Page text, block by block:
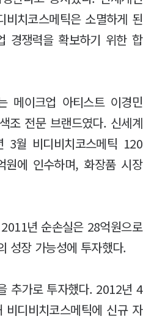
치코스메틱은 소멸하게 된
경쟁력을 확보하기 위한 합
메이크업 아티스트 이경민
조 전문 브랜드였다. 신세계
3월 비디비치코스메틱 120
원에 인수하며, 화장품 시장
년 순손실은 28억원으로
성장 가능성에 투자했다.
추가로 투자했다. 2012년 4
디비치코스메틱에 신규 자